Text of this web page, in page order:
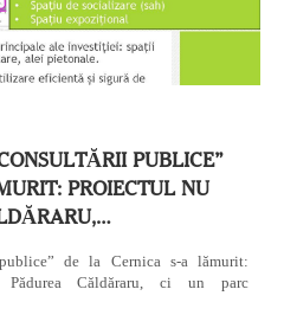
PUBLICE”
PROIECTUL NU
de la Cernica s-a lămurit:
Căldăraru, ci un parc